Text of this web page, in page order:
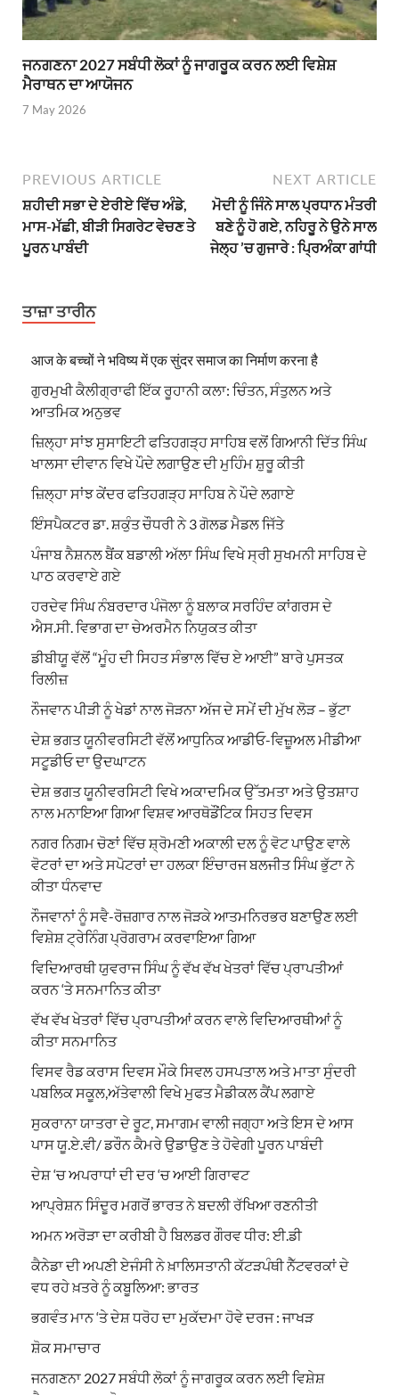
ਜਨਗਣਨਾ 2027 ਸਬੰਧੀ ਲੋਕਾਂ ਨੂੰ ਜਾਗਰੂਕ ਕਰਨ ਲਈ ਵਿਸ਼ੇਸ਼
ਮੈਰਾਥਨ ਦਾ ਆਯੋਜਨ
7 May 2026
PREVIOUS ARTICLE
ਸ਼ਹੀਦੀ ਸਭਾ ਦੇ ਏਰੀਏ ਵਿੱਚ ਅੰਡੇ,
ਮਾਸ-ਮੱਛੀ, ਬੀੜੀ ਸਿਗਰੇਟ ਵੇਚਣ ਤੇ
ਪੂਰਨ ਪਾਬੰਦੀ
NEXT ARTICLE
ਮੋਦੀ ਨੂੰ ਜਿੰਨੇ ਸਾਲ ਪ੍ਰਧਾਨ ਮੰਤਰੀ
ਬਣੇ ਨੂੰ ਹੋ ਗਏ, ਨਹਿਰੂ ਨੇ ਉਨੇ ਸਾਲ
ਜੇਲ੍ਹ ’ਚ ਗੁਜਾਰੇ : ਪ੍ਰਿਅੰਕਾ ਗਾਂਧੀ
ਤਾਜ਼ਾ ਤਾਰੀਨ
आज के बच्चों ने भविष्य में एक सुंदर समाज का निर्माण करना है
ਗੁਰਮੁਖੀ ਕੈਲੀਗ੍ਰਾਫੀ ਇੱਕ ਰੂਹਾਨੀ ਕਲਾ: ਚਿੰਤਨ, ਸੰਤੁਲਨ ਅਤੇ
ਆਤਮਿਕ ਅਨੁਭਵ
ਜ਼ਿਲ੍ਹਾ ਸਾਂਝ ਸੁਸਾਇਟੀ ਫਤਿਹਗੜ੍ਹ ਸਾਹਿਬ ਵਲੋਂ ਗਿਆਨੀ ਦਿੱਤ ਸਿੰਘ
ਖਾਲਸਾ ਦੀਵਾਨ ਵਿਖੇ ਪੌਦੇ ਲਗਾਉਣ ਦੀ ਮੁਹਿੰਮ ਸ਼ੁਰੂ ਕੀਤੀ
ਜ਼ਿਲ੍ਹਾ ਸਾਂਝ ਕੇਂਦਰ ਫਤਿਹਗੜ੍ਹ ਸਾਹਿਬ ਨੇ ਪੌਦੇ ਲਗਾਏ
ਇੰਸਪੈਕਟਰ ਡਾ. ਸ਼ਕੁੰਤ ਚੌਧਰੀ ਨੇ 3 ਗੋਲਡ ਮੈਡਲ ਜਿੱਤੇ
ਪੰਜਾਬ ਨੈਸ਼ਨਲ ਬੈਂਕ ਬਡਾਲੀ ਅੱਲਾ ਸਿੰਘ ਵਿਖੇ ਸ੍ਰੀ ਸੁਖਮਨੀ ਸਾਹਿਬ ਦੇ
ਪਾਠ ਕਰਵਾਏ ਗਏ
ਹਰਦੇਵ ਸਿੰਘ ਨੰਬਰਦਾਰ ਪੰਜੋਲਾ ਨੂੰ ਬਲਾਕ ਸਰਹਿੰਦ ਕਾਂਗਰਸ ਦੇ
ਐਸ.ਸੀ. ਵਿਭਾਗ ਦਾ ਚੇਅਰਮੈਨ ਨਿਯੁਕਤ ਕੀਤਾ
ਡੀਬੀਯੂ ਵੱਲੋਂ “ਮੂੰਹ ਦੀ ਸਿਹਤ ਸੰਭਾਲ ਵਿੱਚ ਏ ਆਈ” ਬਾਰੇ ਪੁਸਤਕ
ਰਿਲੀਜ਼
ਨੌਜਵਾਨ ਪੀੜੀ ਨੂੰ ਖੇਡਾਂ ਨਾਲ ਜੋੜਨਾ ਅੱਜ ਦੇ ਸਮੇਂ ਦੀ ਮੁੱਖ ਲੋੜ – ਭੁੱਟਾ
ਦੇਸ਼ ਭਗਤ ਯੂਨੀਵਰਸਿਟੀ ਵੱਲੋਂ ਆਧੁਨਿਕ ਆਡੀਓ-ਵਿਜ਼ੂਅਲ ਮੀਡੀਆ
ਸਟੂਡੀਓ ਦਾ ਉਦਘਾਟਨ
ਦੇਸ਼ ਭਗਤ ਯੂਨੀਵਰਸਿਟੀ ਵਿਖੇ ਅਕਾਦਮਿਕ ਉੱਤਮਤਾ ਅਤੇ ਉਤਸ਼ਾਹ
ਨਾਲ ਮਨਾਇਆ ਗਿਆ ਵਿਸ਼ਵ ਆਰਥੋਡੌਂਟਿਕ ਸਿਹਤ ਦਿਵਸ
ਨਗਰ ਨਿਗਮ ਚੋਣਾਂ ਵਿੱਚ ਸ਼੍ਰੋਮਣੀ ਅਕਾਲੀ ਦਲ ਨੂੰ ਵੋਟ ਪਾਉਣ ਵਾਲੇ
ਵੋਟਰਾਂ ਦਾ ਅਤੇ ਸਪੋਟਰਾਂ ਦਾ ਹਲਕਾ ਇੰਚਾਰਜ ਬਲਜੀਤ ਸਿੰਘ ਭੁੱਟਾ ਨੇ
ਕੀਤਾ ਧੰਨਵਾਦ
ਨੌਜਵਾਨਾਂ ਨੂੰ ਸਵੈ-ਰੋਜ਼ਗਾਰ ਨਾਲ ਜੋੜਕੇ ਆਤਮਨਿਰਭਰ ਬਣਾਉਣ ਲਈ
ਵਿਸ਼ੇਸ਼ ਟ੍ਰੇਨਿੰਗ ਪ੍ਰੋਗਰਾਮ ਕਰਵਾਇਆ ਗਿਆ
ਵਿਦਿਆਰਥੀ ਯੁਵਰਾਜ ਸਿੰਘ ਨੂੰ ਵੱਖ ਵੱਖ ਖੇਤਰਾਂ ਵਿੱਚ ਪ੍ਰਾਪਤੀਆਂ
ਕਰਨ ‘ਤੇ ਸਨਮਾਨਿਤ ਕੀਤਾ
ਵੱਖ ਵੱਖ ਖੇਤਰਾਂ ਵਿੱਚ ਪ੍ਰਾਪਤੀਆਂ ਕਰਨ ਵਾਲੇ ਵਿਦਿਆਰਥੀਆਂ ਨੂੰ
ਕੀਤਾ ਸਨਮਾਨਿਤ
ਵਿਸਵ ਰੈਡ ਕਰਾਸ ਦਿਵਸ ਮੌਕੇ ਸਿਵਲ ਹਸਪਤਾਲ ਅਤੇ ਮਾਤਾ ਸੁੰਦਰੀ
ਪਬਲਿਕ ਸਕੂਲ,ਅੱਤੇਵਾਲੀ ਵਿਖੇ ਮੁਫਤ ਮੈਡੀਕਲ ਕੈਂਪ ਲਗਾਏ
ਸੁਕਰਾਨਾ ਯਾਤਰਾ ਦੇ ਰੂਟ, ਸਮਾਗਮ ਵਾਲੀ ਜਗ੍ਹਾ ਅਤੇ ਇਸ ਦੇ ਆਸ
ਪਾਸ ਯੂ.ਏ.ਵੀ/ ਡਰੌਨ ਕੈਮਰੇ ਉਡਾਉਣ ਤੇ ਹੋਵੇਗੀ ਪੂਰਨ ਪਾਬੰਦੀ
ਦੇਸ਼ ‘ਚ ਅਪਰਾਧਾਂ ਦੀ ਦਰ ‘ਚ ਆਈ ਗਿਰਾਵਟ
ਆਪ੍ਰੇਸ਼ਨ ਸਿੰਦੂਰ ਮਗਰੋਂ ਭਾਰਤ ਨੇ ਬਦਲੀ ਰੱਖਿਆ ਰਣਨੀਤੀ
ਅਮਨ ਅਰੋੜਾ ਦਾ ਕਰੀਬੀ ਹੈ ਬਿਲਡਰ ਗੌਰਵ ਧੀਰ: ਈ.ਡੀ
ਕੈਨੇਡਾ ਦੀ ਅਪਣੀ ਏਜੰਸੀ ਨੇ ਖ਼ਾਲਿਸਤਾਨੀ ਕੱਟੜਪੰਥੀ ਨੈੱਟਵਰਕਾਂ ਦੇ
ਵਧ ਰਹੇ ਖ਼ਤਰੇ ਨੂੰ ਕਬੂਲਿਆ: ਭਾਰਤ
ਭਗਵੰਤ ਮਾਨ ‘ਤੇ ਦੇਸ਼ ਧਰੋਹ ਦਾ ਮੁਕੱਦਮਾ ਹੋਵੇ ਦਰਜ : ਜਾਖੜ
ਸ਼ੋਕ ਸਮਾਚਾਰ
ਜਨਗਣਨਾ 2027 ਸਬੰਧੀ ਲੋਕਾਂ ਨੂੰ ਜਾਗਰੂਕ ਕਰਨ ਲਈ ਵਿਸ਼ੇਸ਼